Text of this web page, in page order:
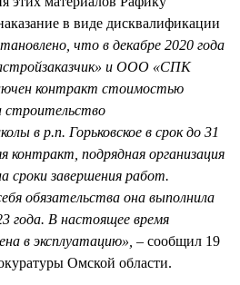
в виде дисквалификации
что в декабре 2020 года
и ООО «СПК
контракт стоимостью
строительство
в р.п. Горьковское в срок до 31
контракт, подрядная организация
сроки завершения работ.
обязательства она выполнила
года. В настоящее время
в эксплуатацию», – сообщил 19
Омской области.